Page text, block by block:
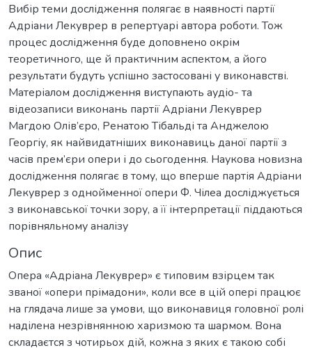
Вибір теми дослідження полягає в наявності партії
Адріани Лекуврер в репертуарі автора роботи. Тож
процес дослідження буде доповнено окрім
теоретичного, ще й практичним аспектом, а його
результати будуть успішно застосовані у виконавстві.
Матеріалом дослідження виступають аудіо- та
відеозаписи виконань партії Адріани Лекуврер
Магдою Олів’єро, Ренатою Тібальді та Анджелою
Георгіу, як найвидатніших виконавиць даної партії з
часів прем’єри опери і до сьогодення. Наукова новизна
дослідження полягає в тому, що вперше партія Адріани
Лекуврер з однойменної опери Ф. Чілеа досліджується
з виконавської точки зору, а її інтерпретації піддаються
порівняльному аналізу
Опис
Опера «Адріана Лекуврер» є типовим взірцем так
званої «опери прімадони», коли все в цій опері працює
на глядача лише за умови, що виконавиця головної ролі
наділена незрівнянною харизмою та шармом. Вона
складаєтся з чотирьох дій, кожна з яких є такою собі